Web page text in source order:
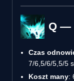
Q —
Czas
7/6,5/6/5,5/5
Koszt many: